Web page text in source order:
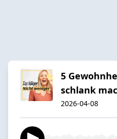
5
schlank
2026-04-08